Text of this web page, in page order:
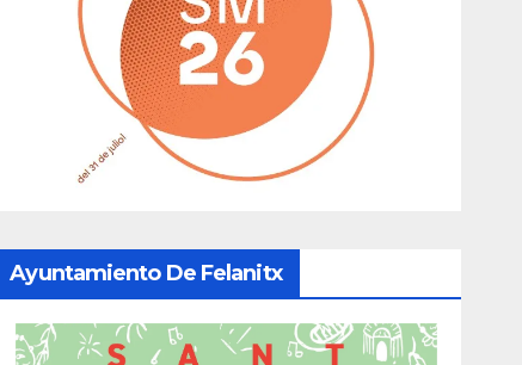
Ayuntamiento De Felanitx